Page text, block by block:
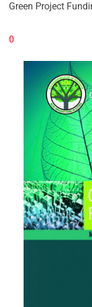
Green Project
0